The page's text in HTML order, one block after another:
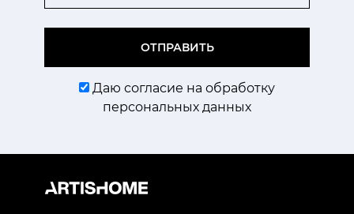
ОТПРАВИТЬ
Даю согласие на обработку
персональных данных